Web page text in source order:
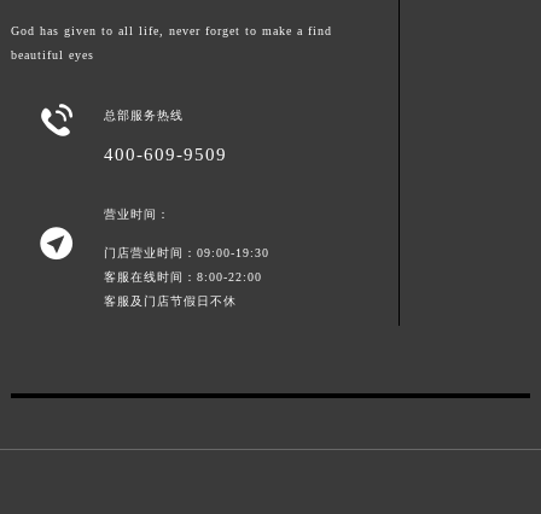
God has given to all life, never forget to make a find
beautiful eyes
 总部服务热线
400-609-9509

营业时间：
门店营业时间：09:00-19:30
客服在线时间：8:00-22:00
客服及门店节假日不休